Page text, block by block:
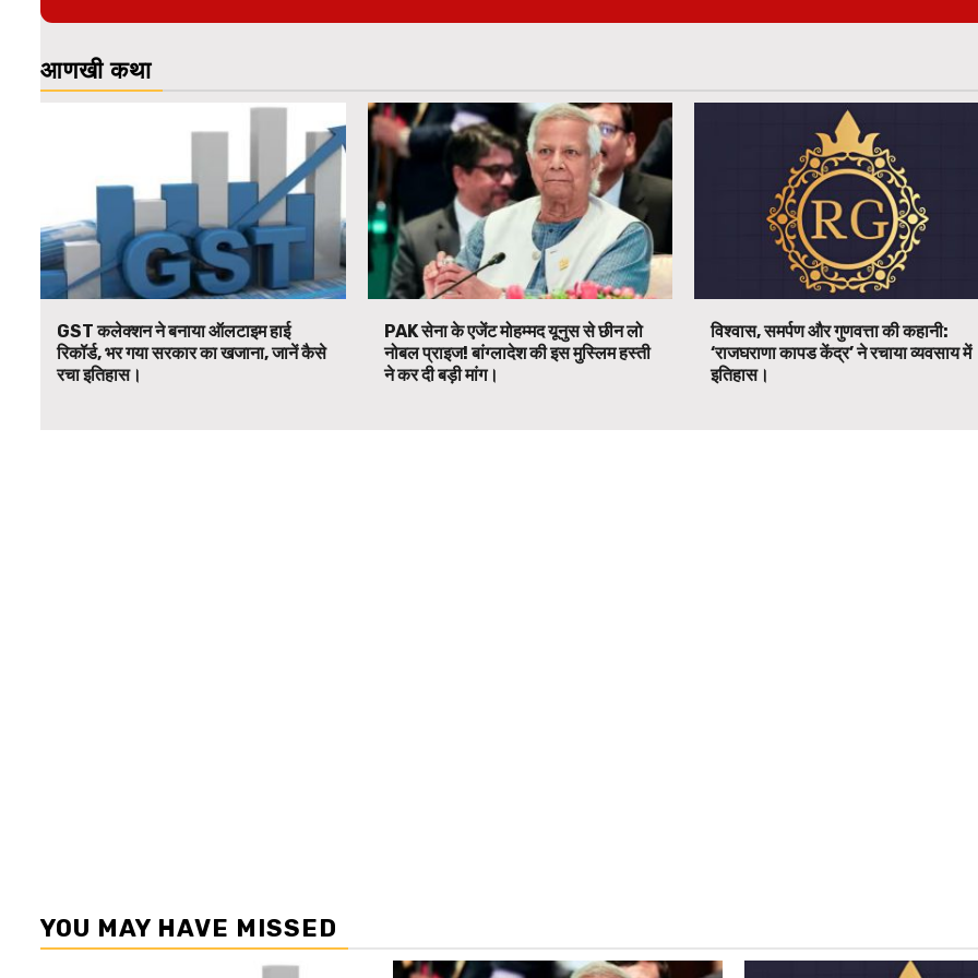
आणखी कथा
GST कलेक्शन ने बनाया ऑलटाइम हाई
रिकॉर्ड, भर गया सरकार का खजाना, जानें कैसे
रचा इतिहास।
PAK सेना के एजेंट मोहम्मद यूनुस से छीन लो
नोबल प्राइज! बांग्लादेश की इस मुस्लिम हस्ती
ने कर दी बड़ी मांग।
विश्वास, समर्पण और गुणवत्ता की कहानी:
‘राजघराणा कापड केंद्र’ ने रचाया व्यवसाय में
इतिहास।
YOU MAY HAVE MISSED